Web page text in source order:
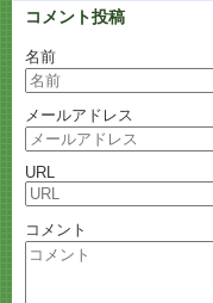
コメント投稿
名前
メールアドレス
URL
コメント